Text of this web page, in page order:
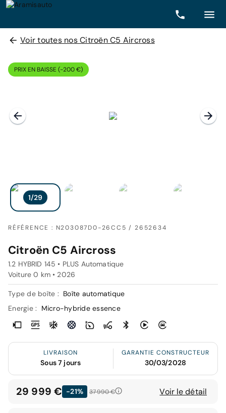
Voir toutes nos Citroën C5 Aircross
PRIX EN BAISSE (-200 €)
RÉFÉRENCE : N203087D0-26CC5 / 2652634
Citroën C5 Aircross
1.2 HYBRID 145 • PLUS Automatique
Voiture 0 km • 2026
Type de boîte : Boîte automatique
Energie :
Micro-hybride essence
LIVRAISON
Sous 7 jours
GARANTIE CONSTRUCTEUR
30/03/2028
29 999 € -21% 37 990 € Voir le détail